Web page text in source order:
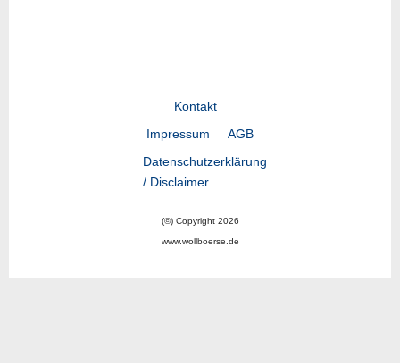
Kontakt
Impressum
AGB
Datenschutzerklärung
/ Disclaimer
(©) Copyright 2026
www.wollboerse.de